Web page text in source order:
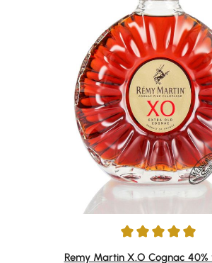
Durchschnittliche Bewertung von 4.94
Remy Martin X.O Cognac 40%